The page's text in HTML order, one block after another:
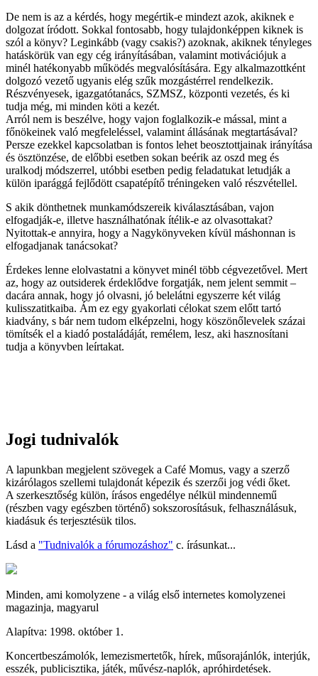
De nem is az a kérdés, hogy megértik-e mindezt azok, akiknek e
dolgozat íródott. Sokkal fontosabb, hogy tulajdonképpen kiknek is
szól a könyv? Leginkább (vagy csakis?) azoknak, akiknek tényleges
hatáskörük van egy cég irányításában, valamint motivációjuk a
minél hatékonyabb működés megvalósítására. Egy alkalmazottként
dolgozó vezető ugyanis elég szűk mozgástérrel rendelkezik.
Részvényesek, igazgatótanács, SZMSZ, központi vezetés, és ki
tudja még, mi minden köti a kezét.
Arról nem is beszélve, hogy vajon foglalkozik-e mással, mint a
főnökeinek való megfeleléssel, valamint állásának megtartásával?
Persze ezekkel kapcsolatban is fontos lehet beosztottjainak irányítása
és ösztönzése, de előbbi esetben sokan beérik az oszd meg és
uralkodj módszerrel, utóbbi esetben pedig feladatukat letudják a
külön iparággá fejlődött csapatépítő tréningeken való részvétellel.
S akik dönthetnek munkamódszereik kiválasztásában, vajon
elfogadják-e, illetve használhatónak ítélik-e az olvasottakat?
Nyitottak-e annyira, hogy a Nagykönyveken kívül máshonnan is
elfogadjanak tanácsokat?
Érdekes lenne elolvastatni a könyvet minél több cégvezetővel. Mert
az, hogy az outsiderek érdeklődve forgatják, nem jelent semmit –
dacára annak, hogy jó olvasni, jó belelátni egyszerre két világ
kulisszatitkaiba. Ám ez egy gyakorlati célokat szem előtt tartó
kiadvány, s bár nem tudom elképzelni, hogy köszönőlevelek százai
tömítsék el a kiadó postaládáját, remélem, lesz, aki hasznosítani
tudja a könyvben leírtakat.
Jogi tudnivalók
A lapunkban megjelent szövegek a Café Momus, vagy a szerző
kizárólagos szellemi tulajdonát képezik és szerzői jog védi őket.
A szerkesztőség külön, írásos engedélye nélkül mindennemű
(részben vagy egészben történő) sokszorosításuk, felhasználásuk,
kiadásuk és terjesztésük tilos.
Lásd a "Tudnivalók a fórumozáshoz" c. írásunkat...
Minden, ami komolyzene - a világ első internetes komolyzenei
magazinja, magyarul
Alapítva: 1998. október 1.
Koncertbeszámolók, lemezismertetők, hírek, műsorajánlók, interjúk,
esszék, publicisztika, játék, művész-naplók, apróhirdetések.